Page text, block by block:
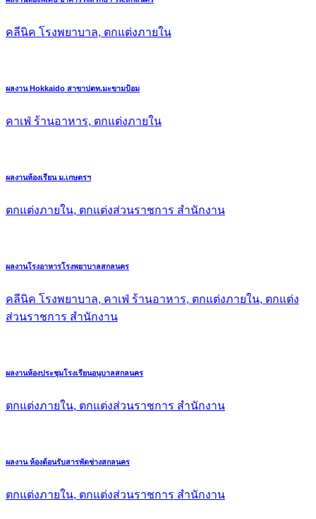
คลีนิค โรงพยาบาล, ตกแต่งภายใน
ผลงาน Hokkaido สาขาปตท.มะขามป้อม
คาเฟ่ ร้านอาหาร, ตกแต่งภายใน
ผลงานห้องเรียน ม.เกษตรฯ
ตกแต่งภายใน, ตกแต่งส่วนราชการ สำนักงาน
ผลงานโรงอาหารโรงพยาบาลสกลนคร
คลีนิค โรงพยาบาล, คาเฟ่ ร้านอาหาร, ตกแต่งภายใน, ตกแต่ง
ส่วนราชการ สำนักงาน
ผลงานห้องประชุมโรงเรียนอนุบาลสกลนคร
ตกแต่งภายใน, ตกแต่งส่วนราชการ สำนักงาน
ผลงาน ห้องต้อนรับสารพัดช่างสกลนคร
ตกแต่งภายใน, ตกแต่งส่วนราชการ สำนักงาน